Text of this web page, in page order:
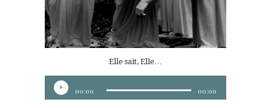
Elle sait, Elle…
Lecteur
audio
00:00 00:00